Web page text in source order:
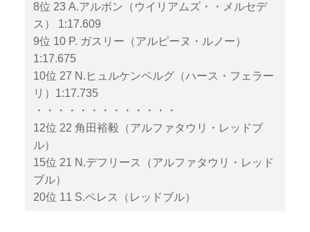
8位 23 A.アルボン（ウイリアムズ・・メルセデ
ス） 1:17.609
9位 10 P. ガスリー（アルピーヌ・ルノー）
1:17.675
10位 27 N.ヒュルケンベルグ（ハース・フェラー
リ）1:17.735
・・・・・・・・・・・・・
12位 22 角田裕毅（アルファタウリ・レッドブ
ル）
15位 21 N.デフリース（アルファタウリ・レッド
ブル）
20位 11 S.ペレス（レッドブル）